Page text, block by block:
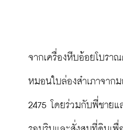
จากเครื่องหีบอ้อยโบรา
หมอนใบล่องสำเภาจาก
2475 โดยร่วมกับพี่ชาย